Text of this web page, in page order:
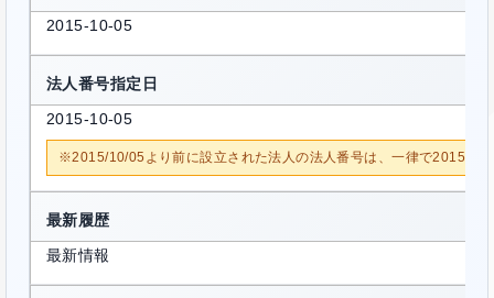
2015-10-05
法人番号指定日
2015-10-05
※2015/10/05より前に設立された法人の法人番号は、一律で2015/10/
最新履歴
最新情報